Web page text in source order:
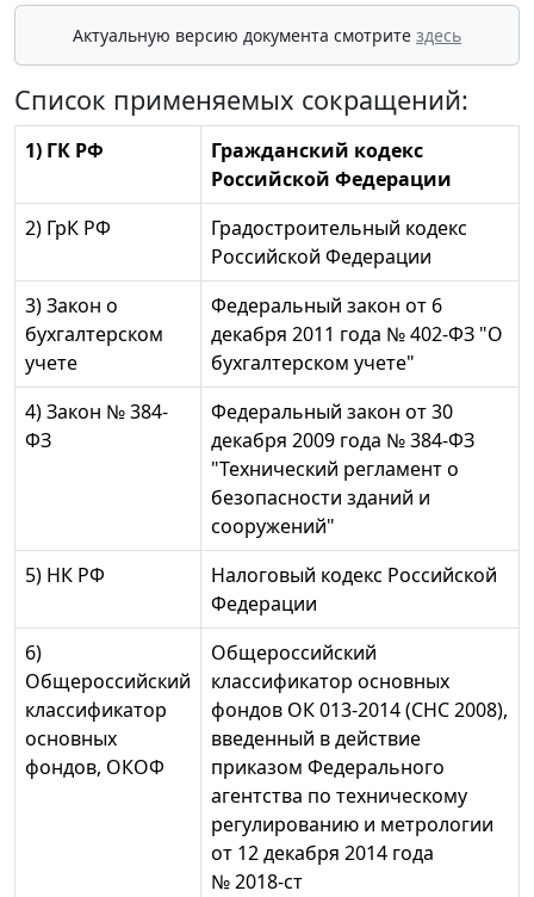
Актуальную версию документа смотрите здесь
Список применяемых сокращений:
1) ГК РФ
Гражданский кодекс
Российской Федерации
2) ГрК РФ
Градостроительный кодекс
Российской Федерации
3) Закон о
бухгалтерском
учете
Федеральный закон от 6
декабря 2011 года № 402-ФЗ "О
бухгалтерском учете"
4) Закон № 384-
ФЗ
Федеральный закон от 30
декабря 2009 года № 384-ФЗ
"Технический регламент о
безопасности зданий и
сооружений"
5) НК РФ
Налоговый кодекс Российской
Федерации
6)
Общероссийский
классификатор
основных
фондов, ОКОФ
Общероссийский
классификатор основных
фондов ОК 013-2014 (СНС 2008),
введенный в действие
приказом Федерального
агентства по техническому
регулированию и метрологии
от 12 декабря 2014 года
№ 2018-ст